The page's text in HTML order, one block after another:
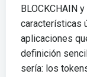
BLOCKCHAIN
características
aplicaciones
definición
sería: los